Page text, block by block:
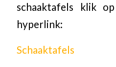
schaaktafels klik
hyperlink:
Schaaktafels